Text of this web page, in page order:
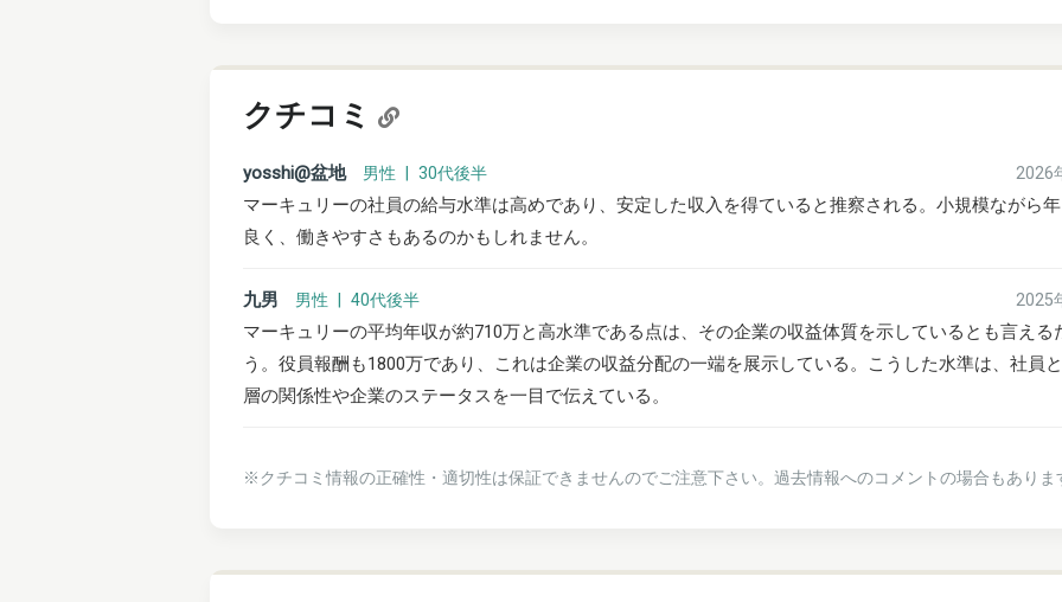
クチコミ
yosshi@盆地 男性 | 30代後半 2026
マーキュリーの社員の給与水準は高めであり、安定した収入を得ていると推察される。小規模ながら
良く、働きやすさもあるのかもしれません。
九男 男性 | 40代後半 2025
マーキュリーの平均年収が約710万と高水準である点は、その企業の収益体質を示しているとも言える
う。役員報酬も1800万であり、これは企業の収益分配の一端を展示している。こうした水準は、社員
層の関係性や企業のステータスを一目で伝えている。
※クチコミ情報の正確性・適切性は保証できませんのでご注意下さい。過去情報へのコメントの場合もありま